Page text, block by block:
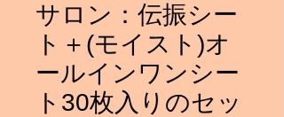
サロン：伝振シー
ト＋(モイスト)オ
ールインワンシー
ト30枚入りのセッ